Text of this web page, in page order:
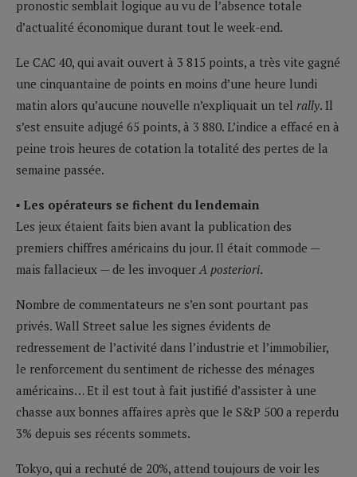
pronostic semblait logique au vu de l’absence totale
d’actualité économique durant tout le week-end.
Le CAC 40, qui avait ouvert à 3 815 points, a très vite gagné
une cinquantaine de points en moins d’une heure lundi
matin alors qu’aucune nouvelle n’expliquait un tel rally. Il
s’est ensuite adjugé 65 points, à 3 880. L’indice a effacé en à
peine trois heures de cotation la totalité des pertes de la
semaine passée.
▪ Les opérateurs se fichent du lendemain
Les jeux étaient faits bien avant la publication des
premiers chiffres américains du jour. Il était commode —
mais fallacieux — de les invoquer A posteriori.
Nombre de commentateurs ne s’en sont pourtant pas
privés. Wall Street salue les signes évidents de
redressement de l’activité dans l’industrie et l’immobilier,
le renforcement du sentiment de richesse des ménages
américains… Et il est tout à fait justifié d’assister à une
chasse aux bonnes affaires après que le S&P 500 a reperdu
3% depuis ses récents sommets.
Tokyo, qui a rechuté de 20%, attend toujours de voir les